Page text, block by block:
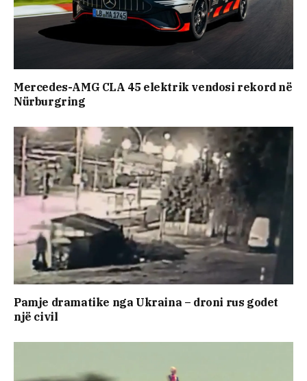
Mercedes-AMG CLA 45 elektrik vendosi rekord në
Nürburgring
Pamje dramatike nga Ukraina – droni rus godet
një civil